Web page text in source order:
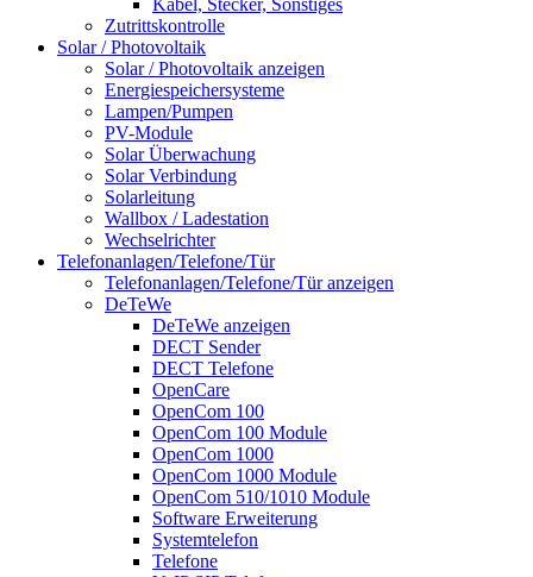
Zutrittskontrolle
Solar / Photovoltaik
Solar / Photovoltaik anzeigen
Energiespeichersysteme
Lampen/Pumpen
PV-Module
Solar Überwachung
Solar Verbindung
Solarleitung
Wallbox / Ladestation
Wechselrichter
Telefonanlagen/Telefone/Tür
Telefonanlagen/Telefone/Tür anzeigen
DeTeWe
DeTeWe anzeigen
DECT Sender
DECT Telefone
OpenCare
OpenCom 100
OpenCom 100 Module
OpenCom 1000
OpenCom 1000 Module
OpenCom 510/1010 Module
Software Erweiterung
Systemtelefon
Telefone